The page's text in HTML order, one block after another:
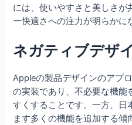
には、使いやすさと美しさ
ー快適さへの注力が明らかに
ネガティブデザ
Appleの製品デザインのアプ
の実装であり、不必要な機能
すくすることです。一方、日
ます多くの機能を追加する